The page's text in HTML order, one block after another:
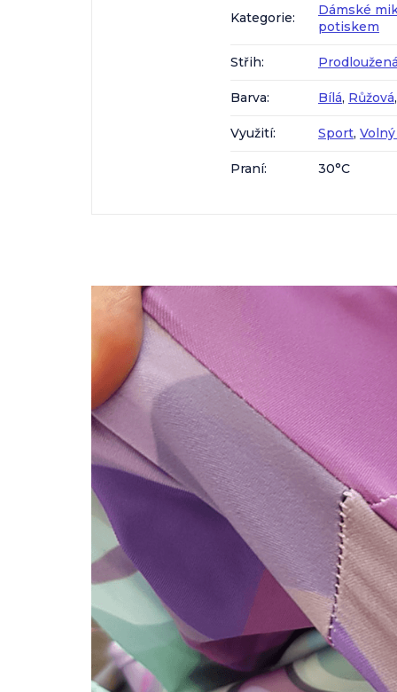
Kategorie:
Dámské
potiskem
Střih:
Barva: Bílá, Růžová
Využití: Sport,
Praní: 30°C